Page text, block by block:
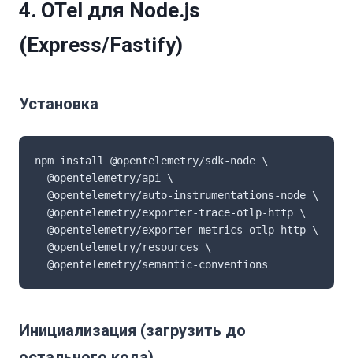
4. OTel для Node.js
(Express/Fastify)
Установка
npm install @opentelemetry/sdk-node \
  @opentelemetry/api \
  @opentelemetry/auto-instrumentations-node \
  @opentelemetry/exporter-trace-otlp-http \
  @opentelemetry/exporter-metrics-otlp-http \
  @opentelemetry/resources \
  @opentelemetry/semantic-conventions
Инициализация (загрузить до